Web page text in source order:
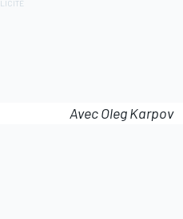
Avec Oleg Karpov